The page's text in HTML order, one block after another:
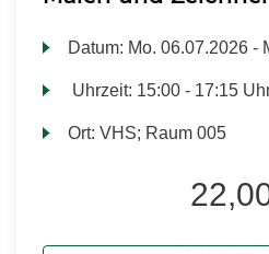
Datum: Mo. 06.07.2026 -
Uhrzeit: 15:00 - 17:15
Ort:VHS; Raum 005